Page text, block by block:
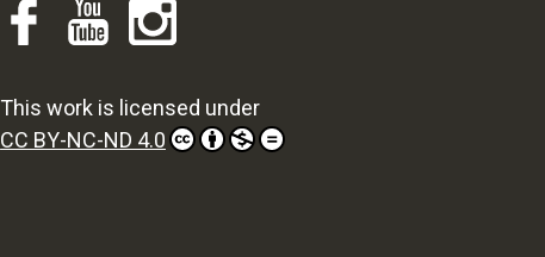
This work is licensed under
CC BY-NC-ND 4.0